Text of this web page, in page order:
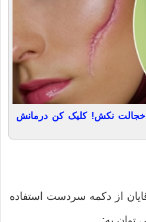
خجالت نکش! کلیک کن درمانش
از دکمه سردست استفاده